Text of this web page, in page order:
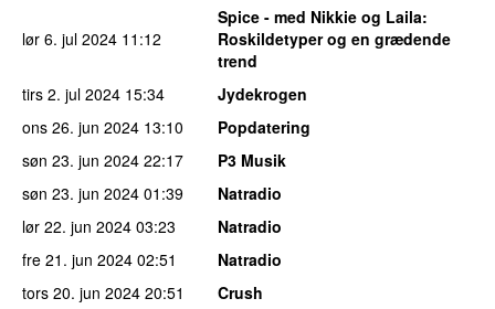
lør 6. jul 2024 11:12
Spice - med Nikkie og Laila:
Roskildetyper og en grædende
trend
tirs 2. jul 2024 15:34
Jydekrogen
ons 26. jun 2024 13:10
Popdatering
søn 23. jun 2024 22:17
P3 Musik
søn 23. jun 2024 01:39
Natradio
lør 22. jun 2024 03:23
Natradio
fre 21. jun 2024 02:51
Natradio
tors 20. jun 2024 20:51
Crush